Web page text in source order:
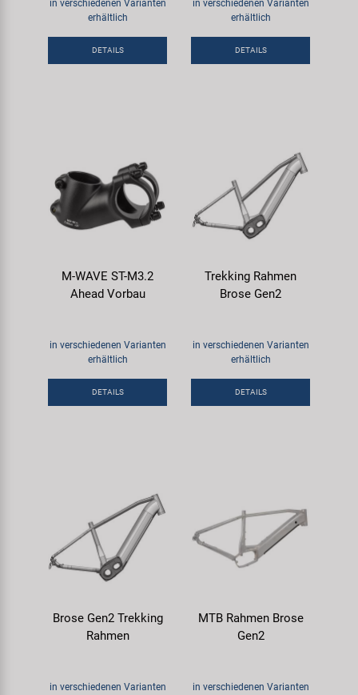
in verschiedenen Varianten
erhältlich
DETAILS
in verschiedenen Varianten
erhältlich
DETAILS
M-WAVE ST-M3.2
Ahead Vorbau
in verschiedenen Varianten
erhältlich
DETAILS
Trekking Rahmen
Brose Gen2
in verschiedenen Varianten
erhältlich
DETAILS
Brose Gen2 Trekking
Rahmen
in verschiedenen Varianten
MTB Rahmen Brose
Gen2
in verschiedenen Varianten